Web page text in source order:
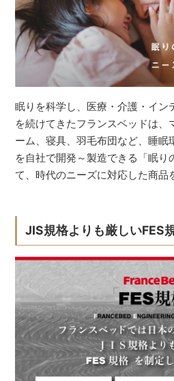
眠りを科学し、医療・介護・イン
を続けてきたフランスベッドは、
ーム、寝具、羽毛布団など、睡眠
を自社で開発～製造できる「眠り
て、時代のニーズに対応した商品
JIS規格よりも厳しいFES